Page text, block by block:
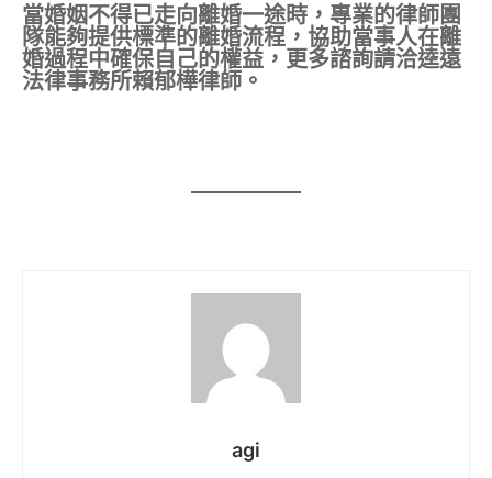
當婚姻不得已走向離婚一途時，專業的律師團
隊能夠提供標準的離婚流程，協助當事人在離
婚過程中確保自己的權益，更多諮詢請洽逵遠
法律事務所賴郁樺律師。
agi